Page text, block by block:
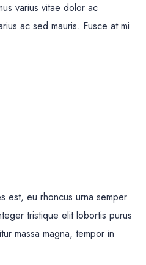
varius vitae dolor ac
ac sed mauris. Fusce at mi
est, eu rhoncus urna semper
tristique elit lobortis purus
massa magna, tempor in